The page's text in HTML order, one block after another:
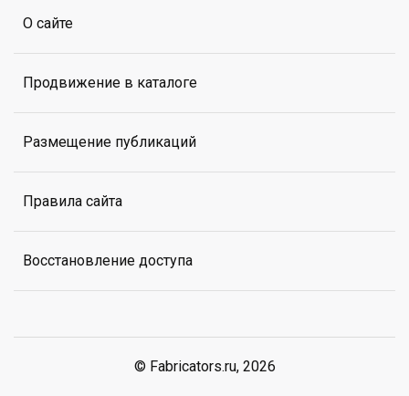
О сайте
Продвижение в каталоге
Размещение публикаций
Правила сайта
Восстановление доступа
© Fabricators.ru, 2026